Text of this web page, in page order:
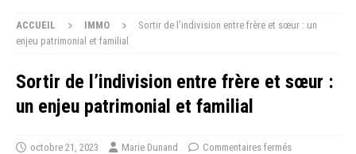
ACCUEIL IMMO
Sortir de l’indivision entre frère et sœur : un
enjeu patrimonial et familial
Sortir de l’indivision entre frère et sœur :
un enjeu patrimonial et familial
octobre 21, 2023 Marie Dunand Commentaires fermés